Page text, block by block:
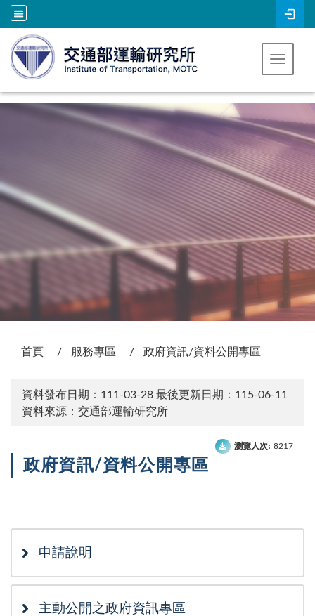
跳到主要內容
Toggle
首頁 服務專區 政府資訊/資料公開專區
資料發布日期：111-03-28 最後更新日期：115-06-11
資料來源：交通部運輸研究所
瀏覽人次: 8217
政府資訊/資料公開專區
申請說明
主動公開之政府資訊專區